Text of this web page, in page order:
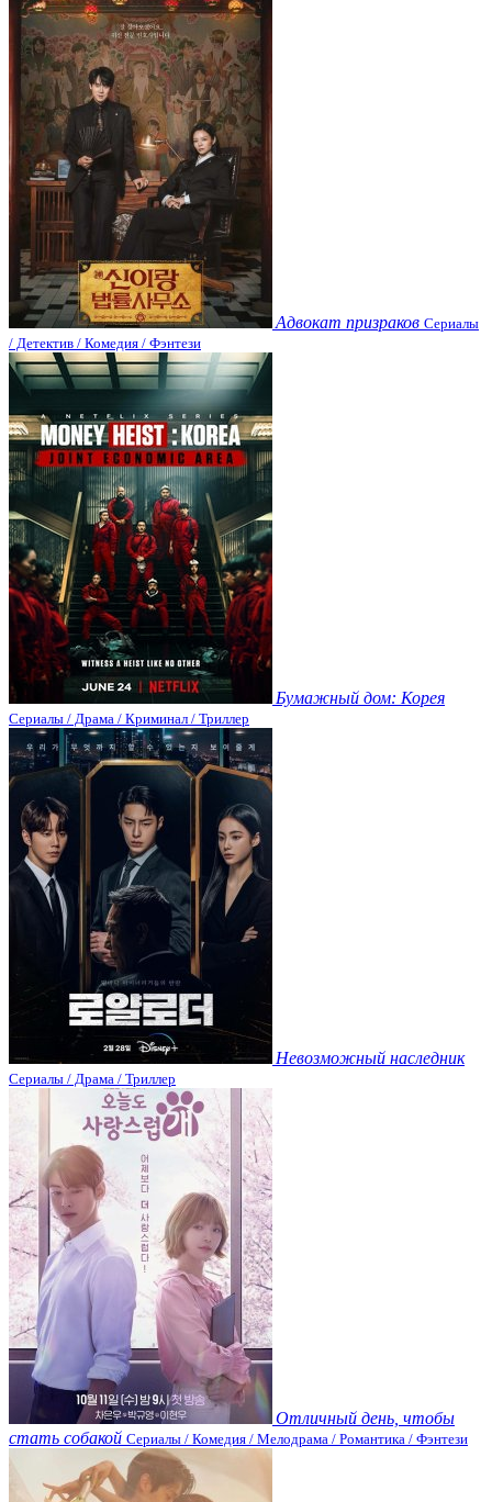
Адвокат призраков Сериалы
/ Детектив / Комедия / Фэнтези
Бумажный дом: Корея
Сериалы / Драма / Криминал / Триллер
Невозможный наследник
Сериалы / Драма / Триллер
Отличный день, чтобы
стать собакой Сериалы / Комедия / Мелодрама / Романтика / Фэнтези